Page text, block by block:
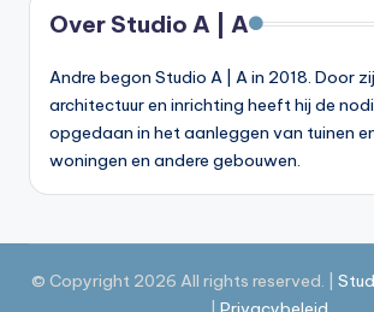
Over Studio A | A
Andre begon Studio A | A in 2018. Door
architectuur en inrichting heeft hij de
opgedaan in het aanleggen van tuinen
woningen en andere gebouwen.
© Copyright 2026 All rights reserved. |